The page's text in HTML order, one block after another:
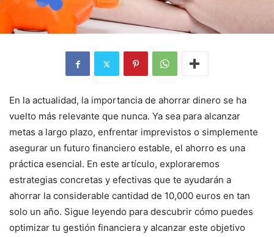
En la actualidad, la importancia de ahorrar dinero se ha
vuelto más relevante que nunca. Ya sea para alcanzar
metas a largo plazo, enfrentar imprevistos o simplemente
asegurar un futuro financiero estable, el ahorro es una
práctica esencial. En este artículo, exploraremos
estrategias concretas y efectivas que te ayudarán a
ahorrar la considerable cantidad de 10,000 euros en tan
solo un año. Sigue leyendo para descubrir cómo puedes
optimizar tu gestión financiera y alcanzar este objetivo